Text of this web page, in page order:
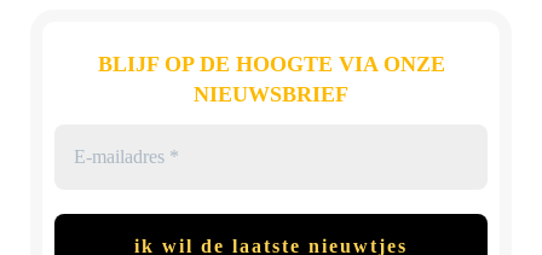
BLIJF OP DE HOOGTE VIA ONZE
NIEUWSBRIEF